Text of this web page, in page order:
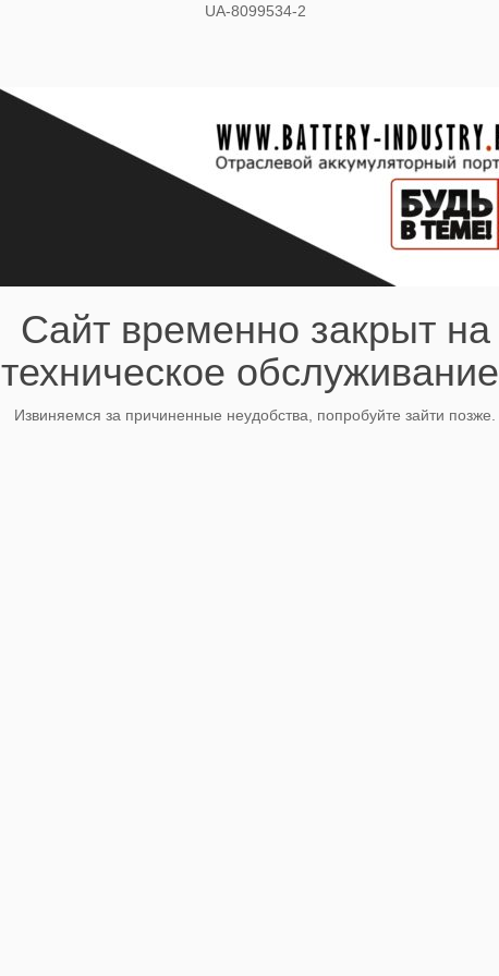
UA-8099534-2
Сайт временно закрыт на
техническое
Извиняемся за причиненные неудобства, попробуйте зайти позже.